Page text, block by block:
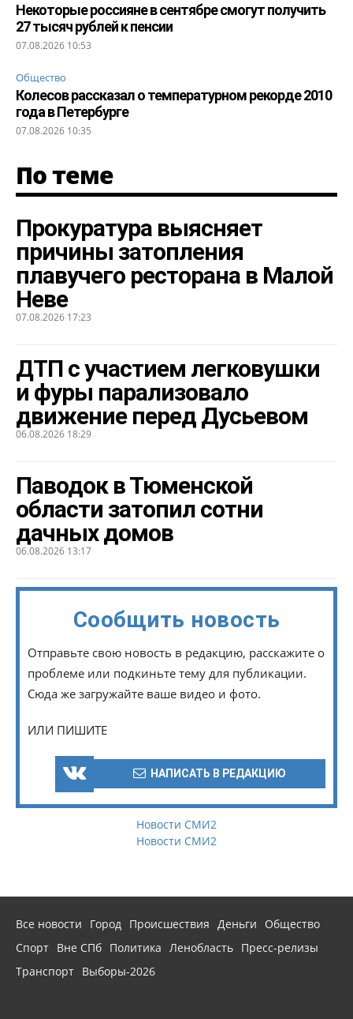
Некоторые россияне в сентябре смогут получить
27 тысяч рублей к пенсии
07.08.2026 10:53
Общество
Колесов рассказал о температурном рекорде 2010
года в Петербурге
07.08.2026 10:35
По теме
Прокуратура выясняет
причины затопления
плавучего ресторана в Малой
Неве
07.08.2026 17:23
ДТП с участием легковушки
и фуры парализовало
движение перед Дусьевом
06.08.2026 18:29
Паводок в Тюменской
области затопил сотни
дачных домов
06.08.2026 13:17
Сообщить новость
Отправьте свою новость в редакцию, расскажите о
проблеме или подкиньте тему для публикации.
Сюда же загружайте ваше видео и фото.
ИЛИ ПИШИТЕ
НАПИСАТЬ В РЕДАКЦИЮ
Новости СМИ2
Новости СМИ2
Все новости Город Происшествия Деньги
Общество
Спорт Вне СПб Политика Ленобласть Пресс-релизы
Транспорт Выборы-2026